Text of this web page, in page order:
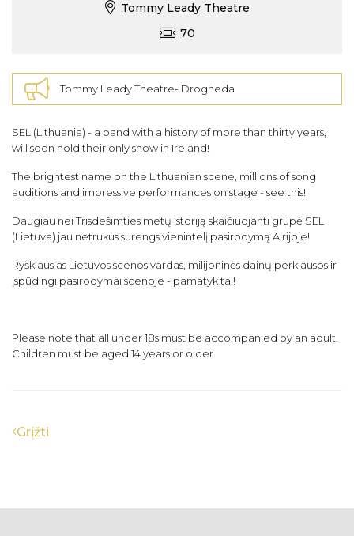
Tommy Leady Theatre
70
Tommy Leady Theatre- Drogheda
SEL (Lithuania) - a band with a history of more than thirty years,
will soon hold their only show in Ireland!
The brightest name on the Lithuanian scene, millions of song
auditions and impressive performances on stage - see this!
Daugiau nei Trisdešimties metų istoriją skaičiuojanti grupė SEL
(Lietuva) jau netrukus surengs vienintelį pasirodymą Airijoje!
Ryškiausias Lietuvos scenos vardas, milijoninės dainų perklausos ir
įspūdingi pasirodymai scenoje - pamatyk tai!
Please note that all under 18s must be accompanied by an adult.
Children must be aged 14 years or older.
Grįžti